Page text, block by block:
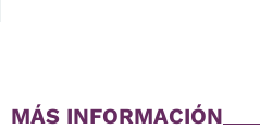
MÁS INFORMACIÓN